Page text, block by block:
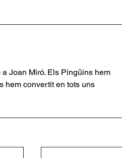
Joan Miró. Els Pingüins hem
hem convertit en tots uns